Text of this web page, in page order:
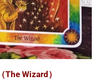
Wizard）